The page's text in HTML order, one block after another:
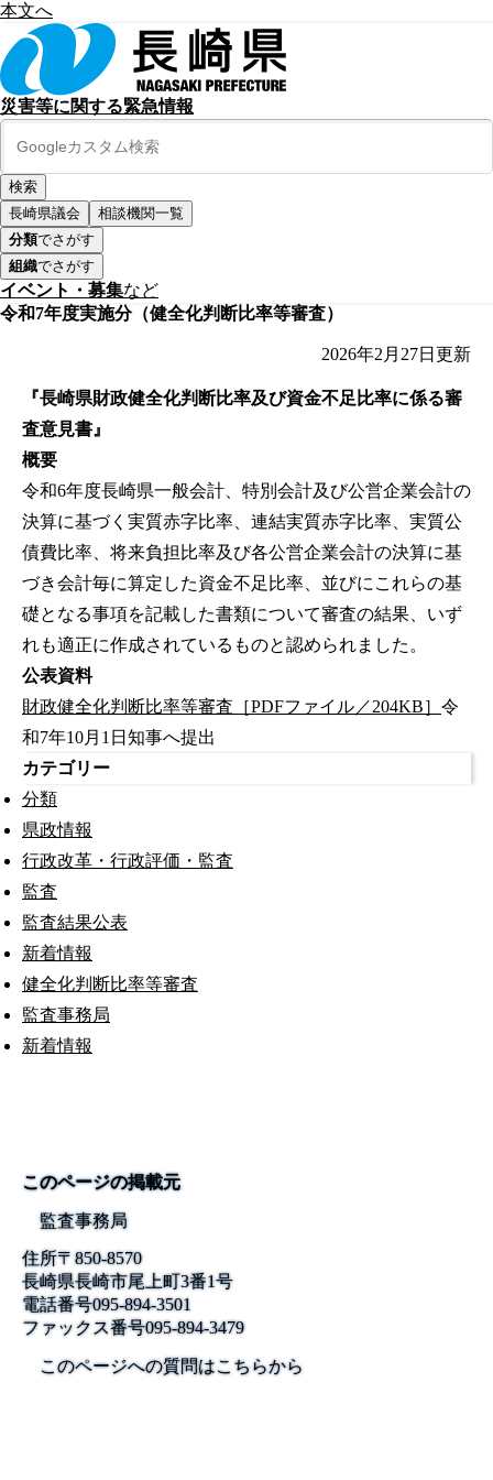
本文へ
災害等に関する緊急情報
長崎県議会
相談機関一覧
分類でさがす
組織でさがす
イベント・募集など
令和7年度実施分（健全化判断比率等審査）
2026年2月27日 更新
『長崎県財政健全化判断比率及び資金不足比率に係る審
査意見書』
概要
令和6年度長崎県一般会計、特別会計及び公営企業会計の
決算に基づく実質赤字比率、連結実質赤字比率、実質公
債費比率、将来負担比率及び各公営企業会計の決算に基
づき会計毎に算定した資金不足比率、並びにこれらの基
礎となる事項を記載した書類について審査の結果、いず
れも適正に作成されているものと認められました。
公表資料
財政健全化判断比率等審査［PDFファイル／204KB］ 令
和7年10月1日知事へ提出
カテゴリー
分類
県政情報
行政改革・行政評価・監査
監査
監査結果公表
新着情報
健全化判断比率等審査
監査事務局
新着情報
このページの掲載元
監査事務局
住所〒850-8570
長崎県長崎市尾上町3番1号
電話番号095-894-3501
ファックス番号095-894-3479
このページへの質問はこちらから